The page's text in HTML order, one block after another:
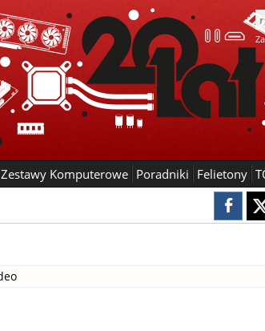
Zestawy Komputerowe Poradniki Felietony